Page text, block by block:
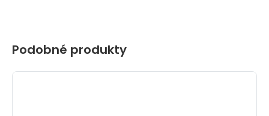
Podobné produkty